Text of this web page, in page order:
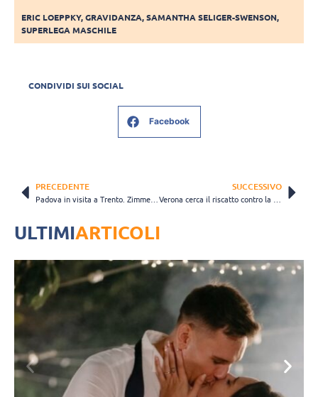
ERIC LOEPPKY,GRAVIDANZA,SAMANTHA SELIGER-SWENSON,
SUPERLEGA MASCHILE
CONDIVIDI SUI SOCIAL
Facebook
PRECEDENTE SUCCESSIVO
ULTIMIARTICOLI